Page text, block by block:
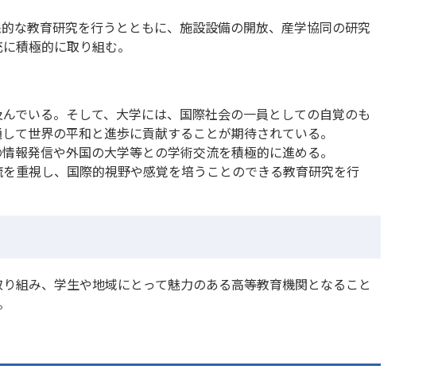
な教育研究を行うとともに、施設設備の開放、産学協同の研究
積極的に取り組む。
でいる。そして、大学には、国際社会の一員としての自覚のも
て世界の平和と進歩に貢献することが期待されている。
報発信や外国の大学等との学術交流を積極的に進める。
重視し、国際的視野や感覚を培うことのできる教育研究を行
組み、学生や地域にとって魅力のある高等教育機関となること